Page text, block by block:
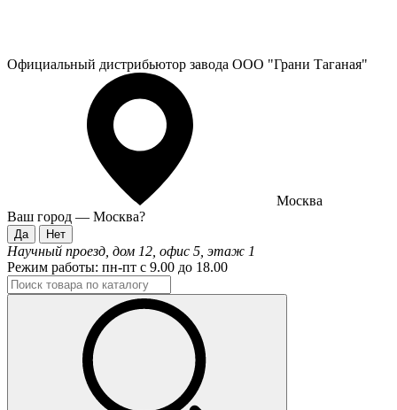
Официальный дистрибьютор завода ООО "Грани Таганая"
Москва
Ваш город — Москва?
Научный проезд, дом 12, офис 5, этаж 1
Режим работы: пн-пт с 9.00 до 18.00